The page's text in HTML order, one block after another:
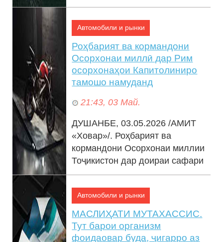
Автомобили и рынки
Роҳбарият ва кормандони
Осорхонаи миллӣ дар Рим
осорхонаҳои Капитолиниро
тамошо намуданд
21:43, 03 Май.
ДУШАНБЕ, 03.05.2026 /АМИТ
«Ховар»/. Роҳбарият ва
кормандони Осорхонаи миллии
Тоҷикистон дар доираи сафари
хизматӣ ба Италия осорхонаҳои
Капитолиниро ...
Автомобили и рынки
МАСЛИҲАТИ МУТАХАССИС.
Тут барои организм
фоидаовар буда, ҷигарро аз